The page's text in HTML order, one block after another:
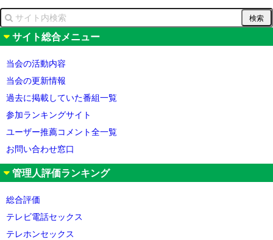
サイト総合メニュー
当会の活動内容
当会の更新情報
過去に掲載していた番組一覧
参加ランキングサイト
ユーザー推薦コメント全一覧
お問い合わせ窓口
管理人評価ランキング
総合評価
テレビ電話セックス
テレホンセックス